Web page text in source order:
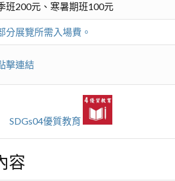
班200元、寒暑期班100元
分展覽所需入場費。
擊連結
SDGs04優質教育
容
)